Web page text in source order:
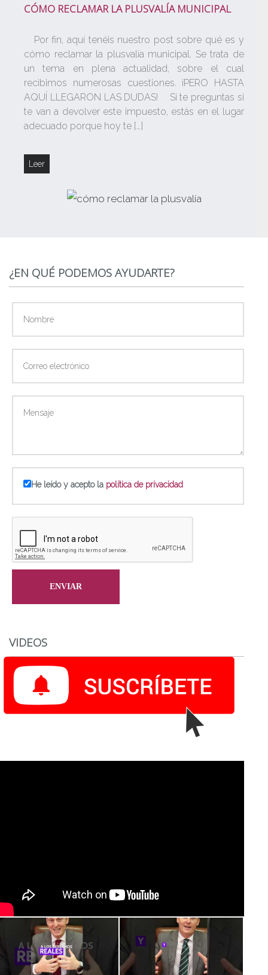
CÓMO RECLAMAR LA PLUSVALÍA MUNICIPAL
Por fin, aquí tenéis nuestro post sobre qué es y
cómo reclamar la plusvalía municipal. Se trata de
un tema en plena actualidad, sobre el cual
recibimos numerosas cuestiones. ¡PERO HASTA
AQUÍ LLEGARON LAS DUDAS! Si te preguntas si
te van a devolver este impuesto, estás en el lugar
adecuado porque hoy te […]
Leer
¿EN QUÉ PODEMOS AYUDARTE?
He leído y acepto la política de privacidad
VIDEOS